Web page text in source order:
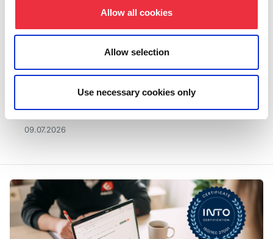
Allow all cookies
Allow selection
Use necessary cookies only
09.07.2026